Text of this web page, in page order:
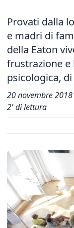
Provati dalla
e madri di
della Eaton
frustrazione e
psicologica,
20 novembre 2018
2' di lettura